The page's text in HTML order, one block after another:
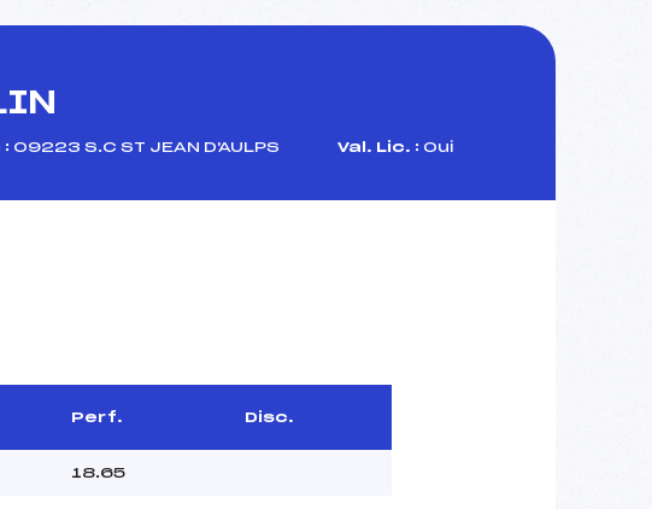
: 09223 S.C ST JEAN D'AULPS Val. Lic. : Oui
Perf. Disc.
18.65